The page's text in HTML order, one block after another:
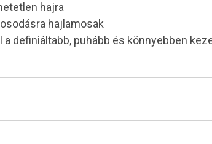
hajra
hajlamosak
a definiáltabb, puhább és könnyebben